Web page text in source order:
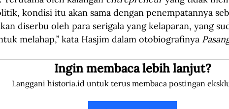
kondisi itu akan sama dengan penempatannya
diserbu oleh para serigala yang kelaparan, yang
melahap,” kata Hasjim dalam otobiografinya
Ingin membaca lebih lanjut?
Langgani historia.id untuk terus membaca postingan